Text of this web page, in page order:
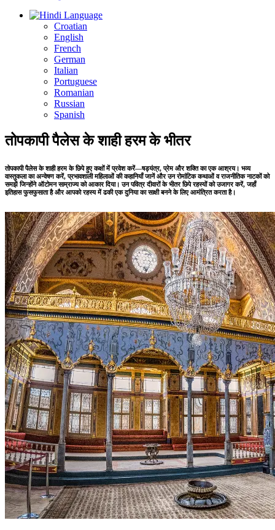
Language
Croatian
English
French
German
Italian
Portuguese
Romanian
Russian
Spanish
तोपकापी पैलेस के शाही हरम के भीतर
तोपकापी पैलेस के शाही हरम के छिपे हुए कक्षों में प्रवेश करें—षड्यंत्र, प्रेम और शक्ति का एक आश्रय। भव्य
वास्तुकला का अन्वेषण करें, प्रभावशाली महिलाओं की कहानियाँ जानें और उन रोमांटिक कथाओं व राजनीतिक नाटकों को
समझें जिन्होंने ऑटोमन साम्राज्य को आकार दिया। उन पवित्र दीवारों के भीतर छिपे रहस्यों को उजागर करें, जहाँ
इतिहास फुसफुसाता है और आपको रहस्य में ढकी एक दुनिया का साक्षी बनने के लिए आमंत्रित करता है।